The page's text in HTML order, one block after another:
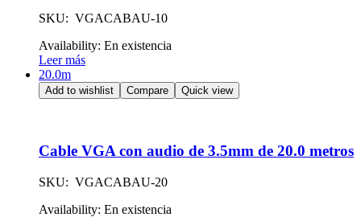
SKU: VGACABAU-10
Availability: En existencia
Leer más
20.0m
Add to wishlist Compare Quick view
Cable VGA con audio de 3.5mm de 20.0 metros
SKU: VGACABAU-20
Availability: En existencia